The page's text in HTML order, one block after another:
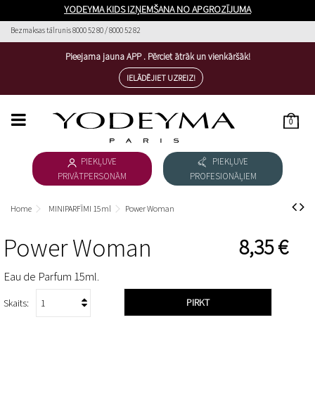
YODEYMA KIDS IZŅEMŠANA NO APGROZĪJUMA
Bezmaksas tālrunis 8000 52 80 / 8000 52 82
Pieejama jauna APP . Pērciet ātrāk un vienkāršāk!
IELĀDĒJIET UZREIZ!
0
PIEKĻUVE
PRIVĀTPERSONĀM
PIEKĻUVE
PROFESIONĀĻIEM
SIEVIEŠU PARFĪMI
KOSMĒTIKA
ESSENTIAL COSMETICS
THE NICHE COLLECTION
Home MINIPARFĪMI 15ml Power Woman
Power Woman
Eau de Parfum 15ml.
8,35 €
Skaits: PIRKT